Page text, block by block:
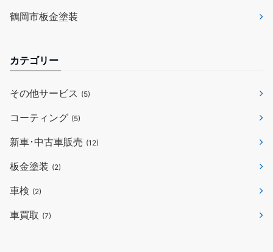
鶴岡市板金塗装
カテゴリー
その他サービス (5)
コーティング (5)
新車･中古車販売 (12)
板金塗装 (2)
車検 (2)
車買取 (7)